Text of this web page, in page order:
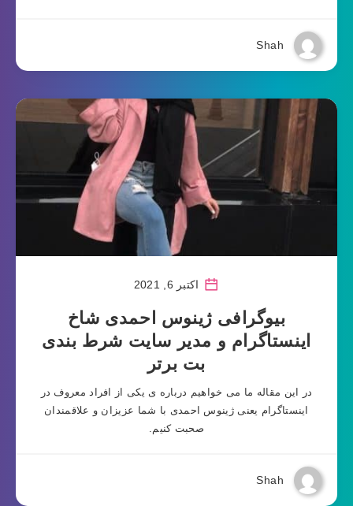
Shah
اکتبر 6, 2021
بیوگرافی ژینوس احمدی شاخ
اینستاگرام و مدیر سایت شرط بندی
بت برتر
در این مقاله ما می خواهیم درباره ی یکی از افراد معروف در
اینستاگرام یعنی ژینوس احمدی با شما عزیزان و علاقمندان
صحبت کنیم.
Shah